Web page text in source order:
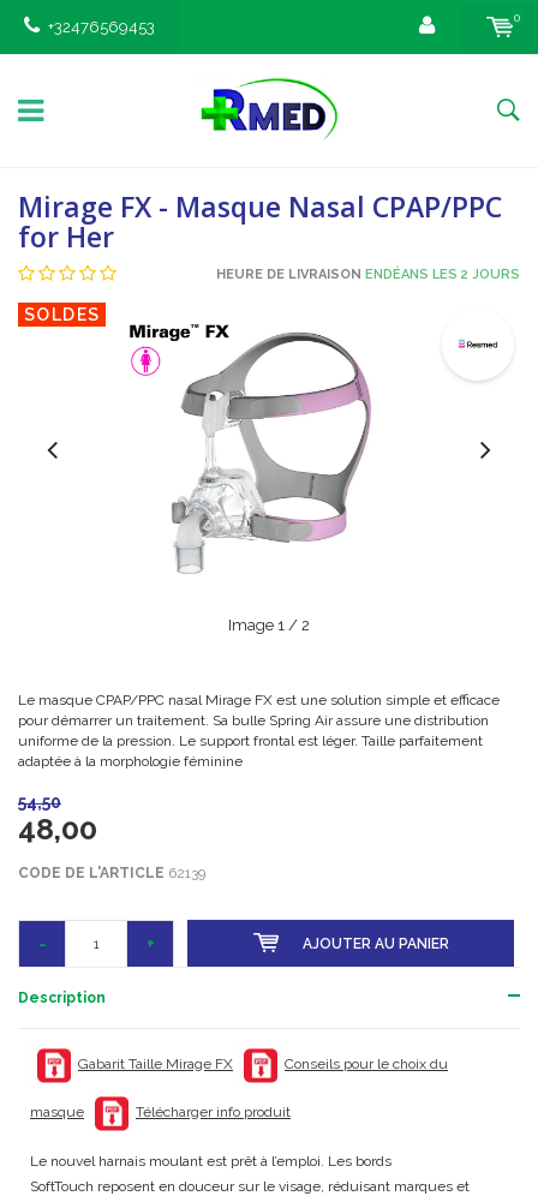
+32476569453
0
Mirage FX - Masque Nasal CPAP/PPC
for Her
HEURE DE LIVRAISON ENDÉANS LES 2 JOURS
SOLDES
Image 1 / 2
Le masque CPAP/PPC nasal Mirage FX est une solution simple et efficace
pour démarrer un traitement. Sa bulle Spring Air assure une distribution
uniforme de la pression. Le support frontal est léger. Taille parfaitement
adaptée à la morphologie féminine
54,50
48,00
CODE DE L'ARTICLE 62139
- + AJOUTER AU PANIER
Description
Gabarit Taille Mirage FX Conseils pour le choix du
masque Télécharger info produit
Le nouvel harnais moulant est prêt à l’emploi. Les bords
SoftTouch reposent en douceur sur le visage, réduisant marques et